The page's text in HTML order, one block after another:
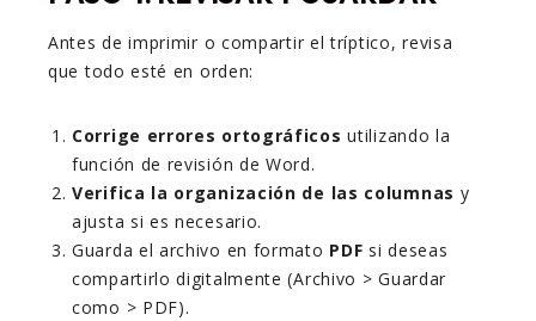
Antes de imprimir o compartir el tríptico, revisa
que todo esté en orden:
Corrige errores ortográficos utilizando la
función de revisión de Word.
Verifica la organización de las columnas y
ajusta si es necesario.
Guarda el archivo en formato PDF si deseas
compartirlo digitalmente (Archivo > Guardar
como > PDF).